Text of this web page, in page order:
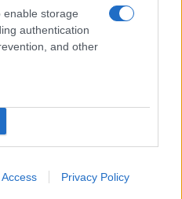
enable storage
authentication
and other
Privacy Policy